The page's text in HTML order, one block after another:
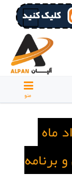
منو
ماه